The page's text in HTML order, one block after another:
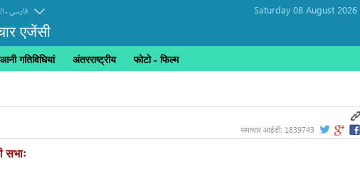
.فارسی
एजेंसी
Saturday 08 August 2026 ,
गतिविधियां अंतरराष्ट्रीय फोटो - फिल्म
समाचार आईडी: 1839743
सभाः